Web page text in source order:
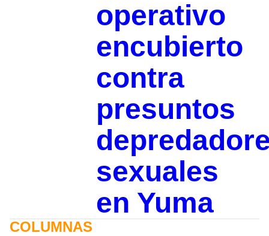
operativo
encubierto
contra
presuntos
sexuales
en Yuma
COLUMNAS